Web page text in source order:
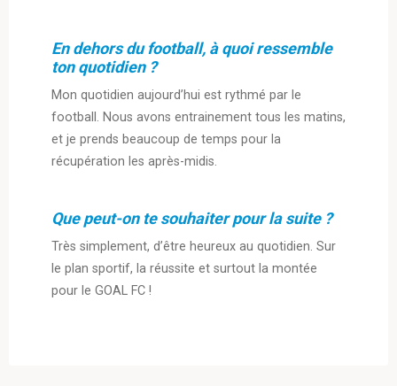
En dehors du football, à quoi ressemble
ton quotidien ?
Mon quotidien aujourd’hui est rythmé par le
football. Nous avons entrainement tous les matins,
et je prends beaucoup de temps pour la
récupération les après-midis.
Que peut-on te souhaiter pour la suite ?
Très simplement, d’être heureux au quotidien. Sur
le plan sportif, la réussite et surtout la montée
pour le GOAL FC !